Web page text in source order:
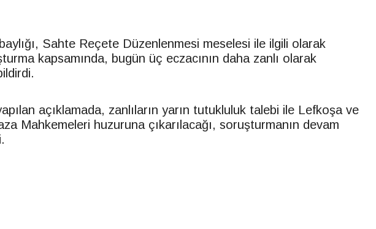
Sahte Reçete Düzenlenmesi meselesi ile ilgili olarak
kapsamında, bugün üç eczacının daha zanlı olarak
açıklamada, zanlıların yarın tutukluluk talebi ile Lefkoşa ve
Mahkemeleri huzuruna çıkarılacağı, soruşturmanın devam